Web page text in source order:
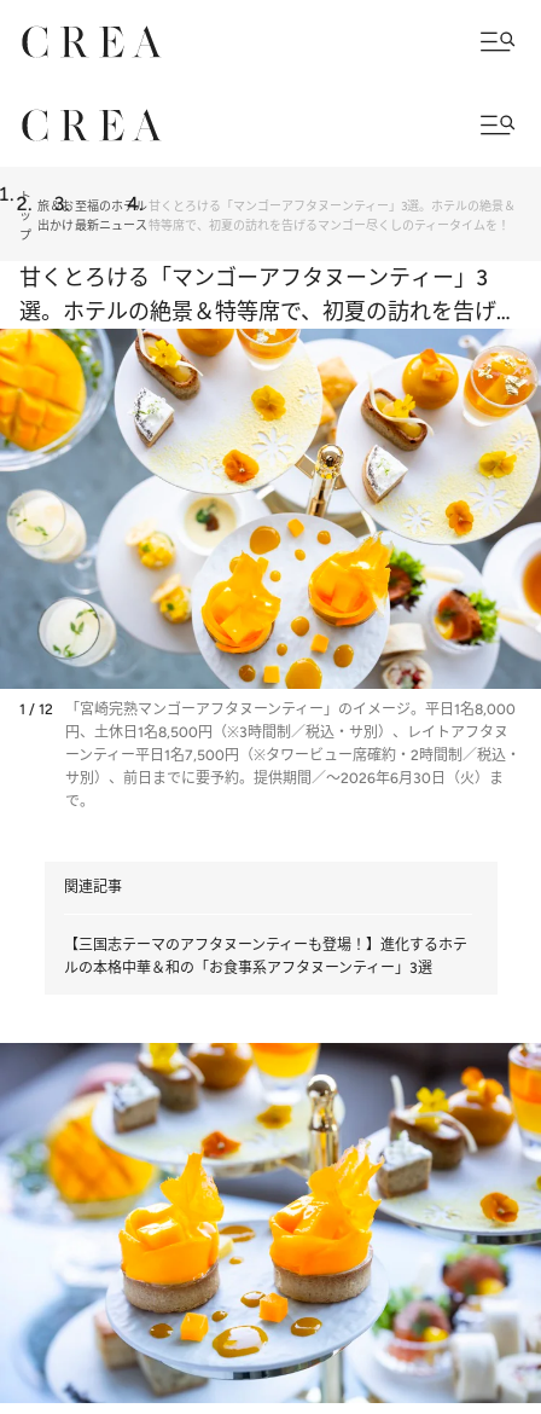
ト
ッ
プ
旅＆お
出かけ
至福のホテル
最新ニュース
甘くとろける「マンゴーアフタヌーンティー」3選。ホテルの絶景＆
特等席で、初夏の訪れを告げるマンゴー尽くしのティータイムを！
甘くとろける「マンゴーアフタヌーンティー」3
選。ホテルの絶景＆特等席で、初夏の訪れを告げる
マンゴー尽くしのティータイムを！
1 / 12
「宮崎完熟マンゴーアフタヌーンティー」のイメージ。平日1名8,000
円、土休日1名8,500円（※3時間制／税込・サ別）、レイトアフタヌ
ーンティー平日1名7,500円（※タワービュー席確約・2時間制／税込・
サ別）、前日までに要予約。提供期間／～2026年6月30日（火）ま
で。
関連記事
【三国志テーマのアフタヌーンティーも登場！】進化するホテ
ルの本格中華＆和の「お食事系アフタヌーンティー」3選